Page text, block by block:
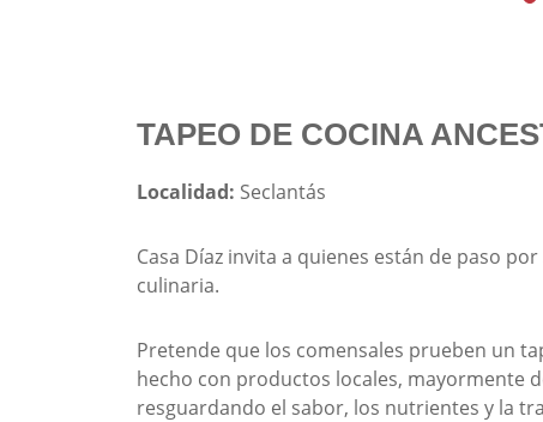
TAPEO DE COCINA
Localidad: Seclantás
Casa Díaz invita a quienes están de paso
culinaria.
Pretende que los comensales prueben un
hecho con productos locales, mayormente
resguardando el sabor, los nutrientes y la